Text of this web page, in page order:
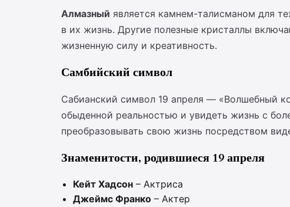
Алмазный является камнем-талисманом для
в их жизнь. Другие полезные кристаллы
жизненную силу и креативность.
Самбийский символ
Сабианский символ 19 апреля — «Волшебный
обыденной реальностью и увидеть жизнь с
преобразовывать свою жизнь посредством
Знаменитости, родившиеся 19 апреля
Кейт Хадсон – Актриса
Джеймс Франко – Актер